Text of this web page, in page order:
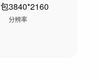
3840*2160
分辨率